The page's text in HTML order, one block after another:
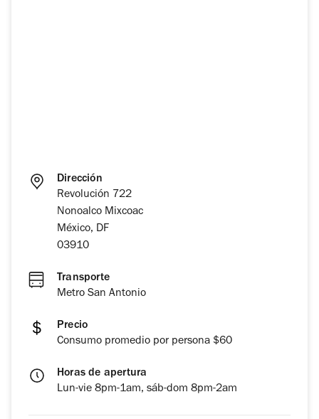
Dirección
Revolución 722
Nonoalco Mixcoac
México, DF
03910
Transporte
Metro San Antonio
Precio
Consumo promedio por persona $60
Horas de apertura
Lun-vie 8pm-1am, sáb-dom 8pm-2am